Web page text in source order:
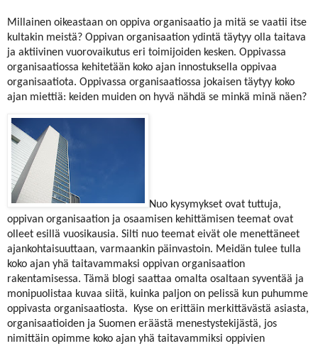
Millainen oikeastaan on oppiva organisaatio ja mitä se vaatii itse
kultakin meistä? Oppivan organisaation ydintä täytyy olla taitava
ja aktiivinen vuorovaikutus eri toimijoiden kesken. Oppivassa
organisaatiossa kehitetään koko ajan innostuksella oppivaa
organisaatiota. Oppivassa organisaatiossa jokaisen täytyy koko
ajan miettiä: keiden muiden on hyvä nähdä se minkä minä näen?
Nuo kysymykset ovat tuttuja,
oppivan organisaation ja osaamisen kehittämisen teemat ovat
olleet esillä vuosikausia. Silti nuo teemat eivät ole menettäneet
ajankohtaisuuttaan, varmaankin päinvastoin. Meidän tulee tulla
koko ajan yhä taitavammaksi oppivan organisaation
rakentamisessa. Tämä blogi saattaa omalta osaltaan syventää ja
monipuolistaa kuvaa siitä, kuinka paljon on pelissä kun puhumme
oppivasta organisaatiosta.
Kyse on erittäin merkittävästä asiasta,
organisaatioiden ja Suomen eräästä menestystekijästä, jos
nimittäin opimme koko ajan yhä taitavammiksi oppivien